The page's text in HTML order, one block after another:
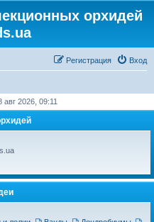
орхидей
Вход
Регистрация
2026, 09:11